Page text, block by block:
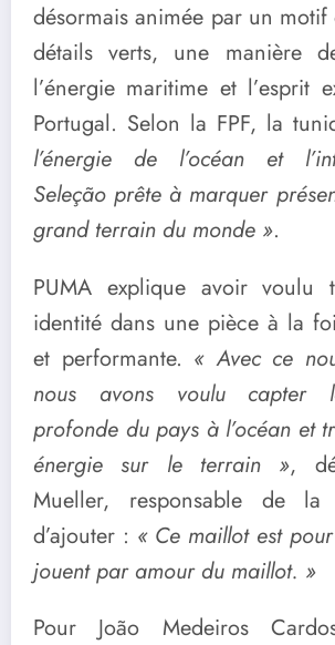
désormais animée par un
détails verts, une manière
l’énergie maritime et l’esprit
Portugal. Selon la FPF, la
l’énergie de l’océan et
Seleção prête à marquer
grand terrain du monde ».
PUMA explique avoir voulu
identité dans une pièce à la
et performante. « Avec ce
nous avons voulu capter
profonde du pays à l’océan et
énergie sur le terrain »,
Mueller, responsable de
d’ajouter : « Ce maillot est
jouent par amour du maillot. »
Pour João Medeiros